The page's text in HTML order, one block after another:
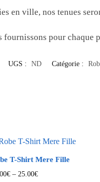
en ville, nos tenues
pour chaque
UGS : ND Catégorie :
T-Shirt Mere Fille
€ – 25.00€